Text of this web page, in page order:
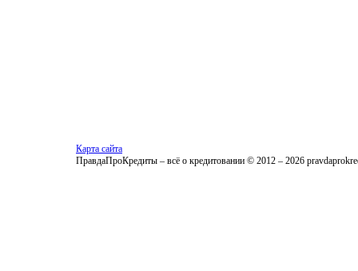
Карта сайта
ПравдаПроКредиты – всё о кредитовании © 2012 – 2026